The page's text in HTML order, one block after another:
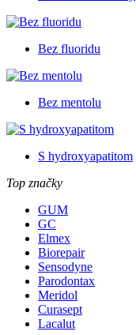
Bez fluoridu
Bez mentolu
S hydroxyapatitom
Top značky
GUM
GC
Elmex
Biorepair
Sensodyne
Parodontax
Meridol
Curasept
Lacalut